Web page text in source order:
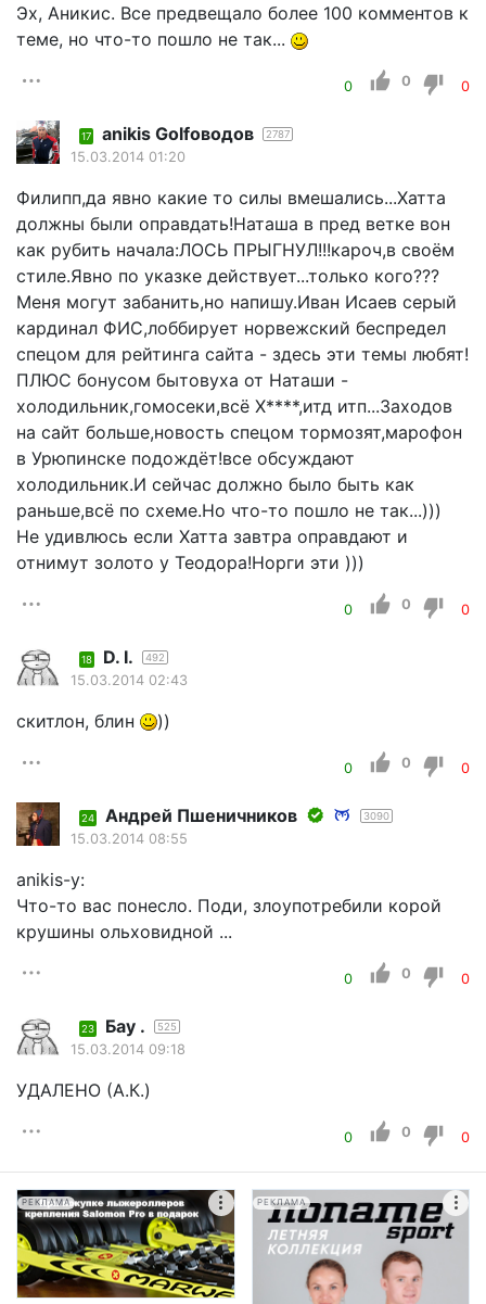
Эх, Аникис. Все предвещало более 100 комментов к
теме, но что-то пошло не так...
0 0 0
17 anikis Golfоводов 2787
15.03.2014 01:20
Филипп,да явно какие то силы вмешались...Хатта
должны были оправдать!Наташа в пред ветке вон
как рубить начала:ЛОСЬ ПРЫГНУЛ!!!кароч,в своём
стиле.Явно по указке действует...только кого???
Меня могут забанить,но напишу.Иван Исаев серый
кардинал ФИС,лоббирует норвежский беспредел
спецом для рейтинга сайта - здесь эти темы любят!
ПЛЮС бонусом бытовуха от Наташи -
холодильник,гомосеки,всё Х****,итд итп...Заходов
на сайт больше,новость спецом тормозят,марофон
в Урюпинске подождёт!все обсуждают
холодильник.И сейчас должно было быть как
раньше,всё по схеме.Но что-то пошло не так...)))
Не удивлюсь если Хатта завтра оправдают и
отнимут золото у Теодора!Норги эти )))
0 0 0
18 D. I. 492
15.03.2014 02:43
скитлон, блин ))
0 0 0
24 Андрей Пшеничников 3090
15.03.2014 08:55
anikis-у:
Что-то вас понесло. Поди, злоупотребили корой
крушины ольховидной ...
0 0 0
23 Бау . 525
15.03.2014 09:18
УДАЛЕНО (А.К.)
0 0 0
РЕКЛАМА РЕКЛАМА